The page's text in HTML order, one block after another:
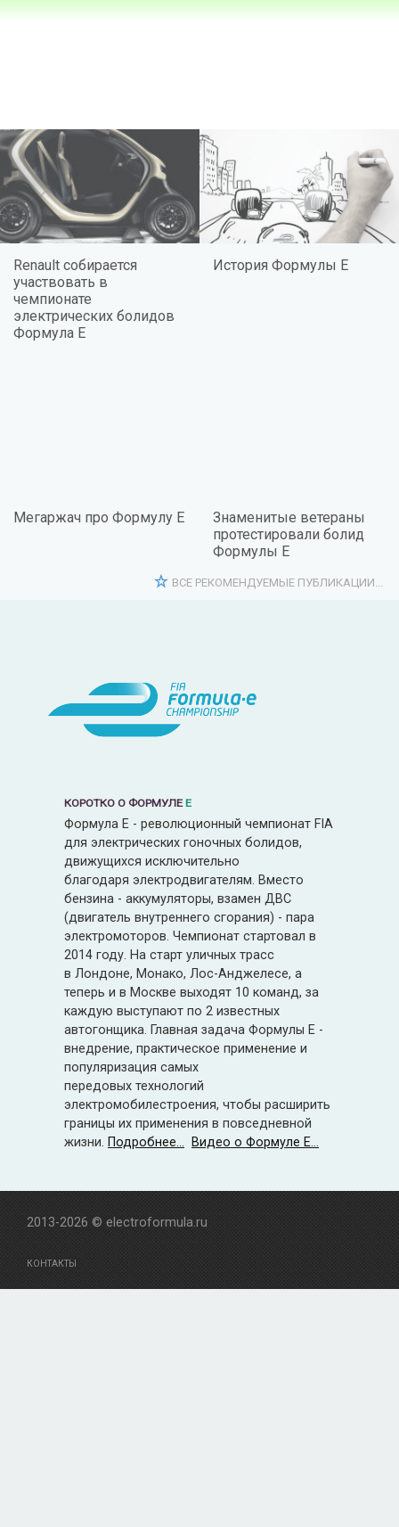
Renault собирается
участвовать в
чемпионате
электрических болидов
Формула E
История Формулы Е
Мегаржач про Формулу Е
Знаменитые ветераны
протестировали болид
Формулы Е
ВСЕ РЕКОМЕНДУЕМЫЕ ПУБЛИКАЦИИ...
КОРОТКО О ФОРМУЛЕ Е
Формула Е - революционный чемпионат FIA
для электрических гоночных болидов,
движущихся исключительно
благодаря электродвигателям. Вместо
бензина - аккумуляторы, взамен ДВС
(двигатель внутреннего сгорания) - пара
электромоторов. Чемпионат стартовал в
2014 году. На старт уличных трасс
в Лондоне, Монако, Лос-Анджелесе, а
теперь и в Москве выходят 10 команд, за
каждую выступают по 2 известных
автогонщика. Главная задача Формулы Е -
внедрение, практическое применение и
популяризация самых
передовых технологий
электромобилестроения, чтобы расширить
границы их применения в повседневной
жизни. Подробнее... Видео о Формуле Е...
2013-2026 © electroformula.ru
КОНТАКТЫ